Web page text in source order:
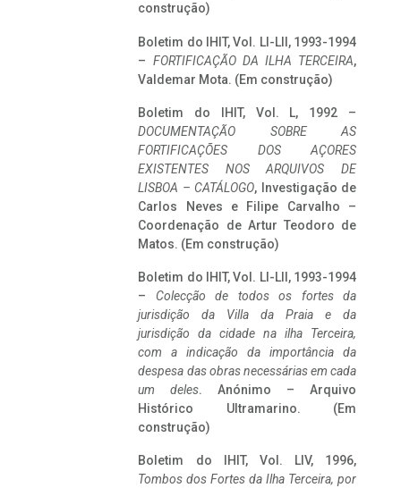
construção)
Boletim do IHIT, Vol. LI-LII, 1993-1994
– FORTIFICAÇÃO DA ILHA TERCEIRA,
Valdemar Mota. (Em construção)
Boletim do IHIT, Vol. L, 1992 –
DOCUMENTAÇÃO SOBRE AS
FORTIFICAÇÕES DOS AÇORES
EXISTENTES NOS ARQUIVOS DE
LISBOA – CATÁLOGO, Investigação de
Carlos Neves e Filipe Carvalho –
Coordenação de Artur Teodoro de
Matos. (Em construção)
Boletim do IHIT, Vol. LI-LII, 1993-1994
– Colecção de todos os fortes da
jurisdição da Villa da Praia e da
jurisdição da cidade na ilha Terceira,
com a indicação da importância da
despesa das obras necessárias em cada
um deles. Anónimo – Arquivo
Histórico Ultramarino. (Em
construção)
Boletim do IHIT, Vol. LIV, 1996,
Tombos dos Fortes da Ilha Terceira, por